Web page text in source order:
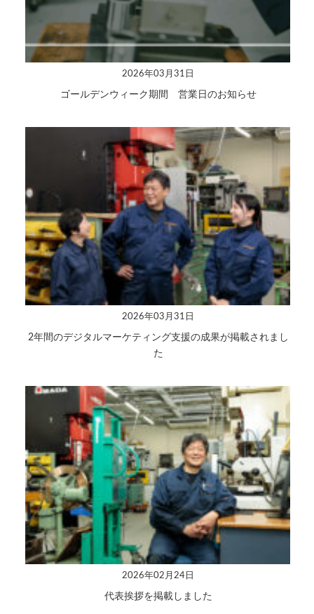
2026年03月31日
ゴールデンウィーク期間 営業日のお知らせ
2026年03月31日
2年間のデジタルマーケティング支援の成果が掲載されまし
た
2026年02月24日
代表挨拶を掲載しました